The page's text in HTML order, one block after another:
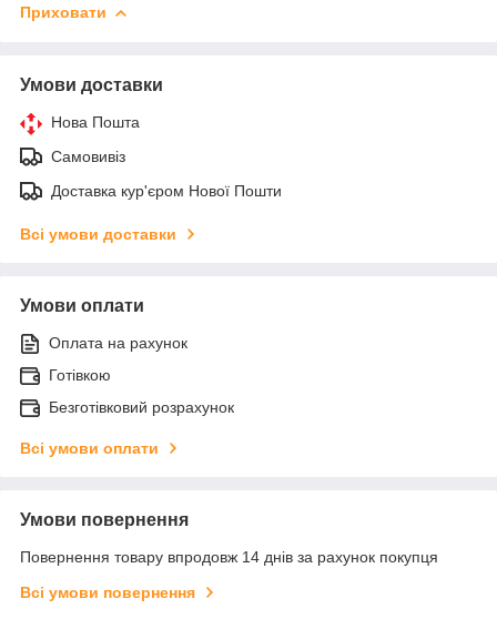
Приховати
Умови доставки
Нова Пошта
Самовивіз
Доставка кур'єром Нової Пошти
Всі умови доставки
Умови оплати
Оплата на рахунок
Готівкою
Безготівковий розрахунок
Всі умови оплати
Умови повернення
Повернення товару впродовж 14 днів за рахунок покупця
Всі умови повернення